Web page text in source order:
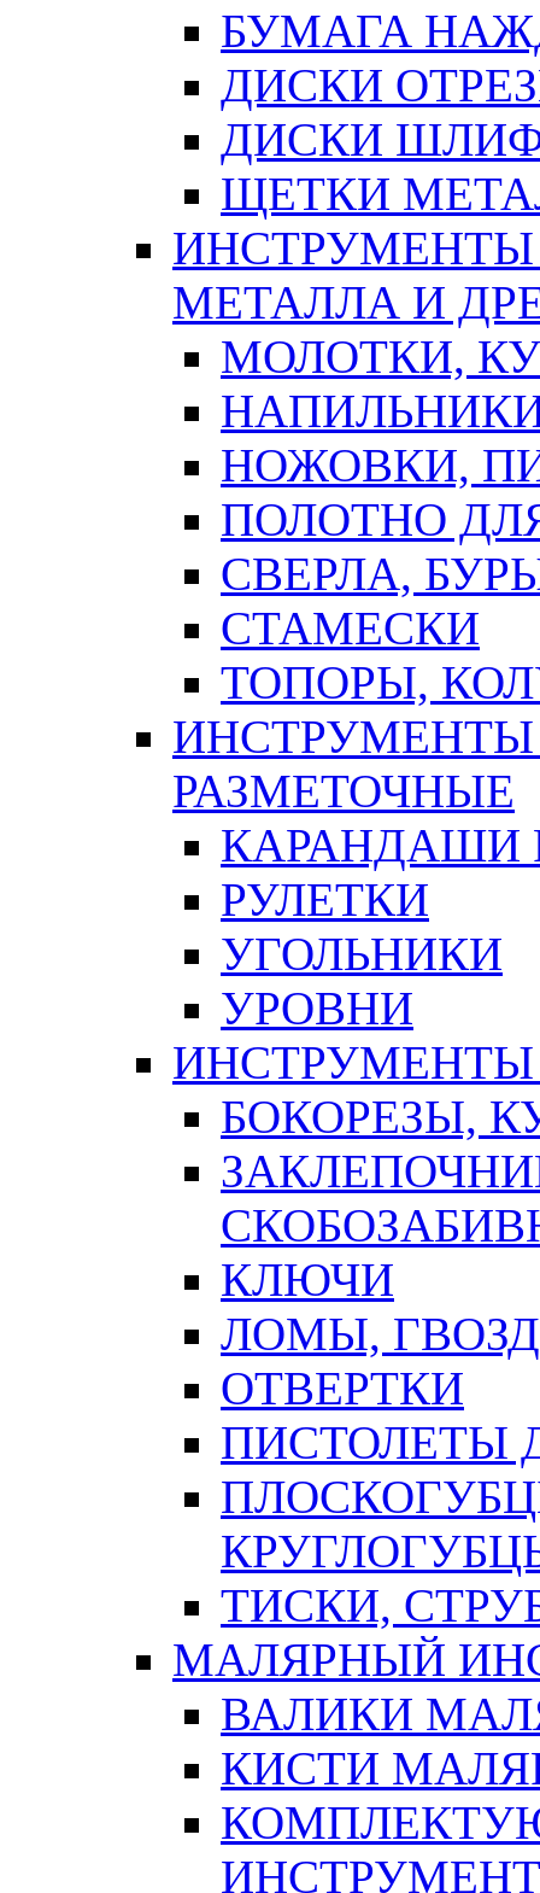
БУМАГА
ДИСКИ
ДИСКИ
ЩЕТКИ
ИНСТРУМЕНТЫ
МЕТАЛЛА И
МОЛОТКИ,
НОЖОВКИ,
ПОЛОТНО
СВЕРЛА,
СТАМЕСКИ
ТОПОРЫ,
ИНСТРУМЕНТЫ
РАЗМЕТОЧНЫЕ
КАРАНДАШИ
РУЛЕТКИ
УГОЛЬНИКИ
УРОВНИ
БОКОРЕЗЫ,
КЛЮЧИ
ЛОМЫ,
ОТВЕРТКИ
ПИСТОЛЕТЫ
ТИСКИ,
МАЛЯРНЫЙ
ВАЛИКИ
КИСТИ